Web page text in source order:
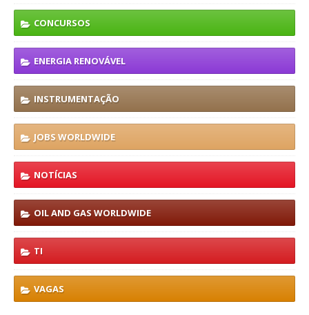
CONCURSOS
ENERGIA RENOVÁVEL
INSTRUMENTAÇÃO
JOBS WORLDWIDE
NOTÍCIAS
OIL AND GAS WORLDWIDE
TI
VAGAS